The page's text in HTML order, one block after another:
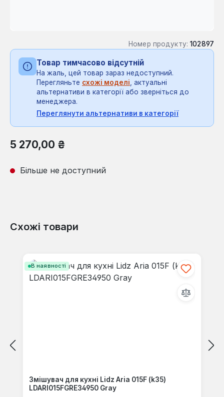
Номер продукту: 102897
Товар тимчасово відсутній
На жаль, цей товар зараз недоступний.
Перегляньте схожі моделі , актуальні
альтернативи в категорії або зверніться до
менеджера.
Переглянути альтернативи в категорії
Звичайна ціна:
5 270,00 ₴
Більше не доступний
Схожі товари
В наявності
Змішувач для кухні Lidz Aria 015F (k35)
LDARI015FGRE34950 Gray